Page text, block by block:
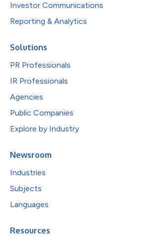
Investor Communications
Reporting & Analytics
Solutions
PR Professionals
IR Professionals
Agencies
Public Companies
Explore by Industry
Newsroom
Industries
Subjects
Languages
Resources